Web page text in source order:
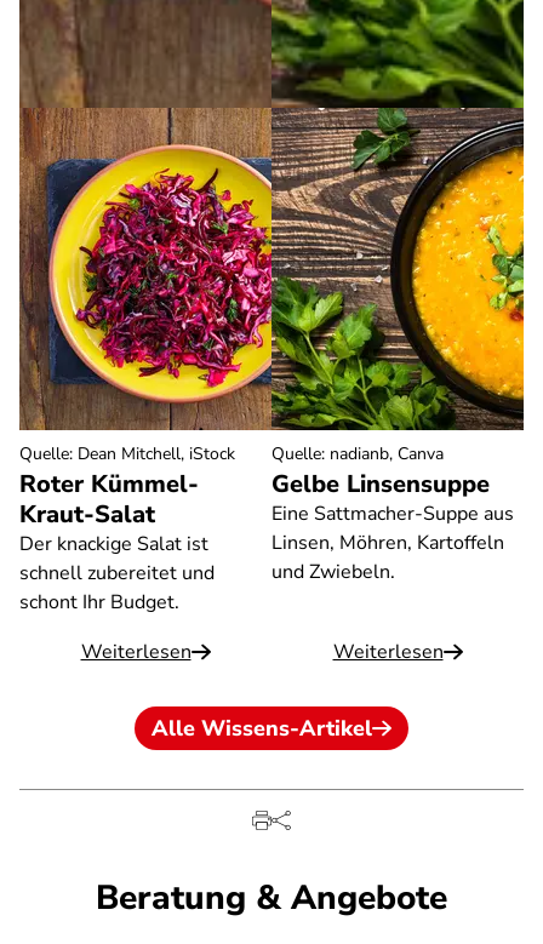
Roter Kümmel-
Kraut-Salat
Der knackige Salat ist
schnell zubereitet und
schont Ihr Budget.
Weiterlesen
Quelle: Dean Mitchell, iStock
Gelbe Linsensuppe
Eine Sattmacher-Suppe aus
Linsen, Möhren, Kartoffeln
und Zwiebeln.
Weiterlesen
Quelle: nadianb, Canva
Alle Wissens-Artikel
Beratung & Angebote